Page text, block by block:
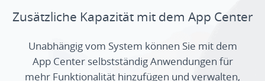
Zusätzliche Kapazität mit dem App Center
Unabhängig vom System können Sie mit dem
App Center selbstständig Anwendungen für
mehr Funktionalität hinzufügen und verwalten,